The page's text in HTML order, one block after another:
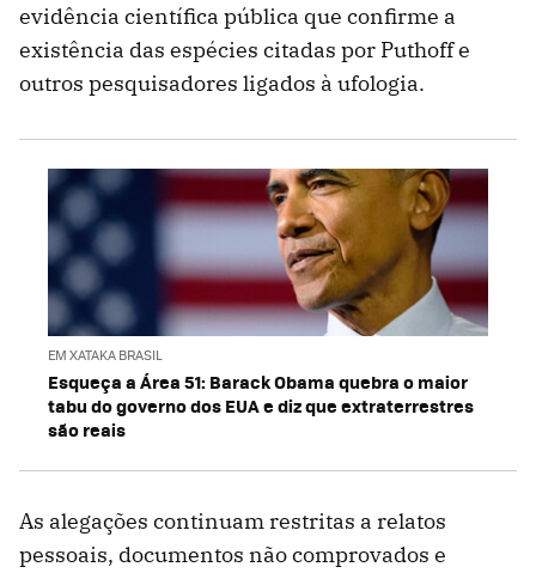
evidência científica pública que confirme a
existência das espécies citadas por Puthoff e
outros pesquisadores ligados à ufologia.
EM XATAKA BRASIL
Esqueça a Área 51: Barack Obama quebra o maior
tabu do governo dos EUA e diz que extraterrestres
são reais
As alegações continuam restritas a relatos
pessoais, documentos não comprovados e